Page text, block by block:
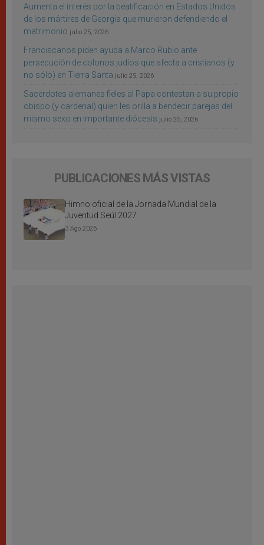
Aumenta el interés por la beatificación en Estados Unidos
de los mártires de Georgia que murieron defendiendo el
matrimonio julio 25, 2026
Franciscanos piden ayuda a Marco Rubio ante
persecución de colonos judíos que afecta a cristianos (y
no sólo) en Tierra Santa julio 25, 2026
Sacerdotes alemanes fieles al Papa contestan a su propio
obispo (y cardenal) quien les orilla a bendecir parejas del
mismo sexo en importante diócesis julio 25, 2026
PUBLICACIONES MÁS VISTAS
Himno oficial de la Jornada Mundial de la
Juventud Seúl 2027
3 Ago 2026